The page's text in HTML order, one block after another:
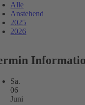
Alle
Anstehend
2025
2026
Sa.
06
Juni